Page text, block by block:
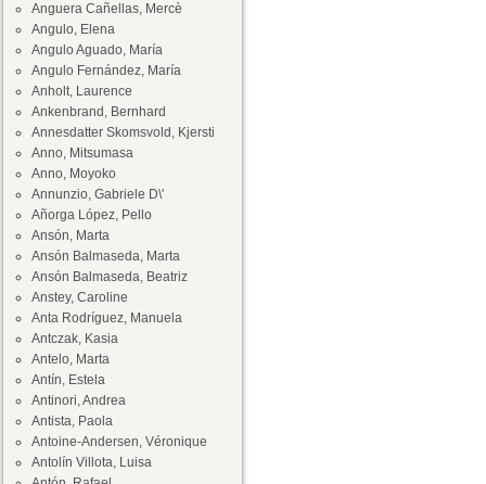
Anguera Cañellas, Mercè
Angulo, Elena
Angulo Aguado, María
Angulo Fernández, María
Anholt, Laurence
Ankenbrand, Bernhard
Annesdatter Skomsvold, Kjersti
Anno, Mitsumasa
Anno, Moyoko
Annunzio, Gabriele D\'
Añorga López, Pello
Ansón, Marta
Ansón Balmaseda, Marta
Ansón Balmaseda, Beatriz
Anstey, Caroline
Anta Rodríguez, Manuela
Antczak, Kasia
Antelo, Marta
Antín, Estela
Antinori, Andrea
Antista, Paola
Antoine-Andersen, Véronique
Antolín Villota, Luisa